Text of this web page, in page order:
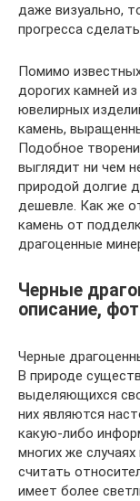
даже визуально,
прогресса
Помимо
дорогих камней
ювелирных
камень,
Подобное
выглядит ни чем
природой долгие
дешевле. Как же
камень от
драгоценные
Черные
описание,
Черные
В природе
выделяющихся
них являются
какую-либо
многих же
считать
имеет более